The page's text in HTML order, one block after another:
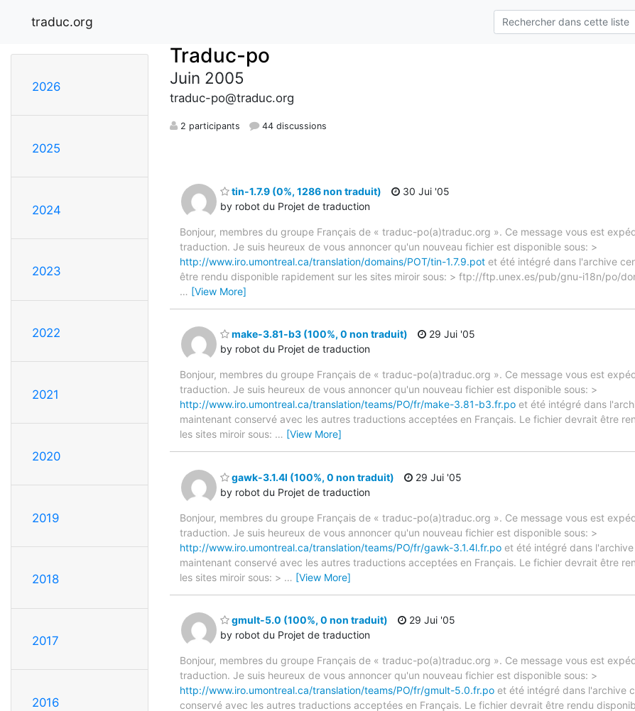
traduc.org
2026
2025
2024
2023
2022
2021
2020
2019
2018
2017
2016
Traduc-po
Juin 2005
traduc-po@traduc.org
2 participants 44 discussions
tin-1.7.9 (0%, 1286 non traduit)
by robot du Projet de traduction
30 Jui '05
Bonjour, membres du groupe Français de « traduc-po(a)traduc.org ». Ce message vous est
traduction. Je suis heureux de vous annoncer qu'un nouveau fichier est disponible sous: >
http://www.iro.umontreal.ca/translation/domains/POT/tin-1.7.9.pot et été intégré dans l'archive
être rendu disponible rapidement sur les sites miroir sous: > ftp://ftp.unex.es/pub/gnu-i18n/po/
… [View More]
make-3.81-b3 (100%, 0 non traduit)
by robot du Projet de traduction
29 Jui '05
Bonjour, membres du groupe Français de « traduc-po(a)traduc.org ». Ce message vous est
traduction. Je suis heureux de vous annoncer qu'un nouveau fichier est disponible sous: >
http://www.iro.umontreal.ca/translation/teams/PO/fr/make-3.81-b3.fr.po et été intégré dans
maintenant conservé avec les autres traductions acceptées en Français. Le fichier devrait être
les sites miroir sous: … [View More]
gawk-3.1.4l (100%, 0 non traduit)
by robot du Projet de traduction
29 Jui '05
Bonjour, membres du groupe Français de « traduc-po(a)traduc.org ». Ce message vous est
traduction. Je suis heureux de vous annoncer qu'un nouveau fichier est disponible sous: >
http://www.iro.umontreal.ca/translation/teams/PO/fr/gawk-3.1.4l.fr.po et été intégré dans
maintenant conservé avec les autres traductions acceptées en Français. Le fichier devrait être
les sites miroir sous: > … [View More]
gmult-5.0 (100%, 0 non traduit)
by robot du Projet de traduction
29 Jui '05
Bonjour, membres du groupe Français de « traduc-po(a)traduc.org ». Ce message vous est
traduction. Je suis heureux de vous annoncer qu'un nouveau fichier est disponible sous: >
http://www.iro.umontreal.ca/translation/teams/PO/fr/gmult-5.0.fr.po et été intégré dans l'archive
conservé avec les autres traductions acceptées en Français. Le fichier devrait être rendu